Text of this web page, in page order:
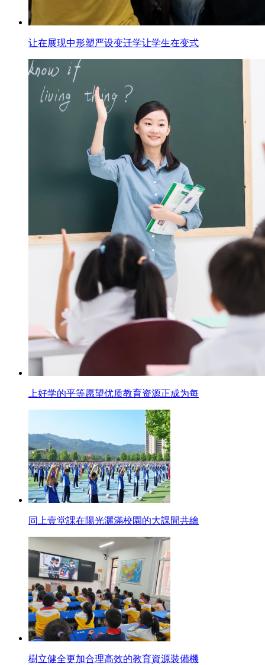
让在展现中形塑严设变迁学让学生在变式
上好学的平等愿望优质教育资源正成为每
同上壹堂課在陽光灑滿校園的大課間共繪
樹立健全更加合理高效的教育資源裝備機